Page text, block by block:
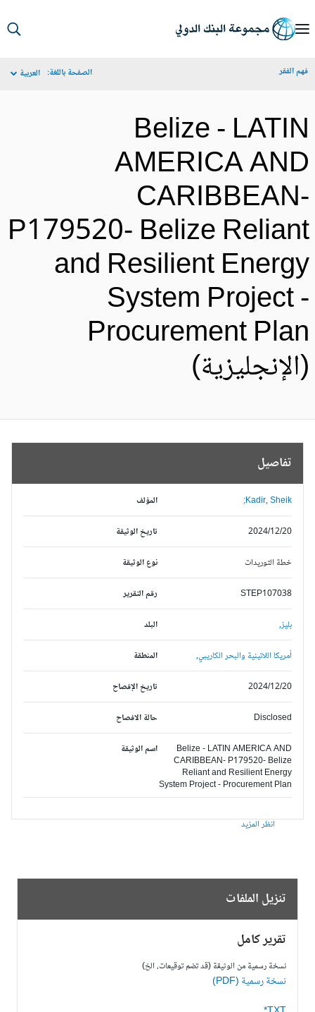
الفقر الصفحة باللغة: العربية
Belize -
AMERICA
P179520- Belize
and Resilient
System Project
Procurement
تفاصيل
المؤلف Kadir, Sheik;
تاريخ الوثيقة 2024/12/20
نوع الوثيقة خطة التوريدات
رقم التقرير STEP107038
البلد بليز,
المنطقة أمريكا اللاتينية والبحر الكاريبي,
تاريخ الإفصاح 2024/12/20
حالة الافصاح Disclosed
اسم الوثيقة
Belize - LATIN AMERICA AND
CARIBBEAN- P179520- Belize
Reliant and Resilient Energy
System Project - Procurement Plan
انظر المزيد
تنزيل الملفات
تقرير كامل
نسخة رسمية من الوثيقة (قد تضم توقيعات، الخ)
نسخة رسمية (PDF)